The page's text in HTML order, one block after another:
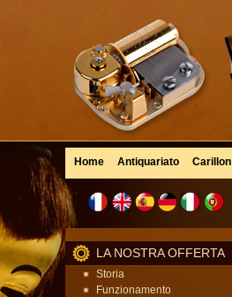
Home Antiquariato Carillon
LA NOSTRA OFFERTA
Storia
Funzionamento